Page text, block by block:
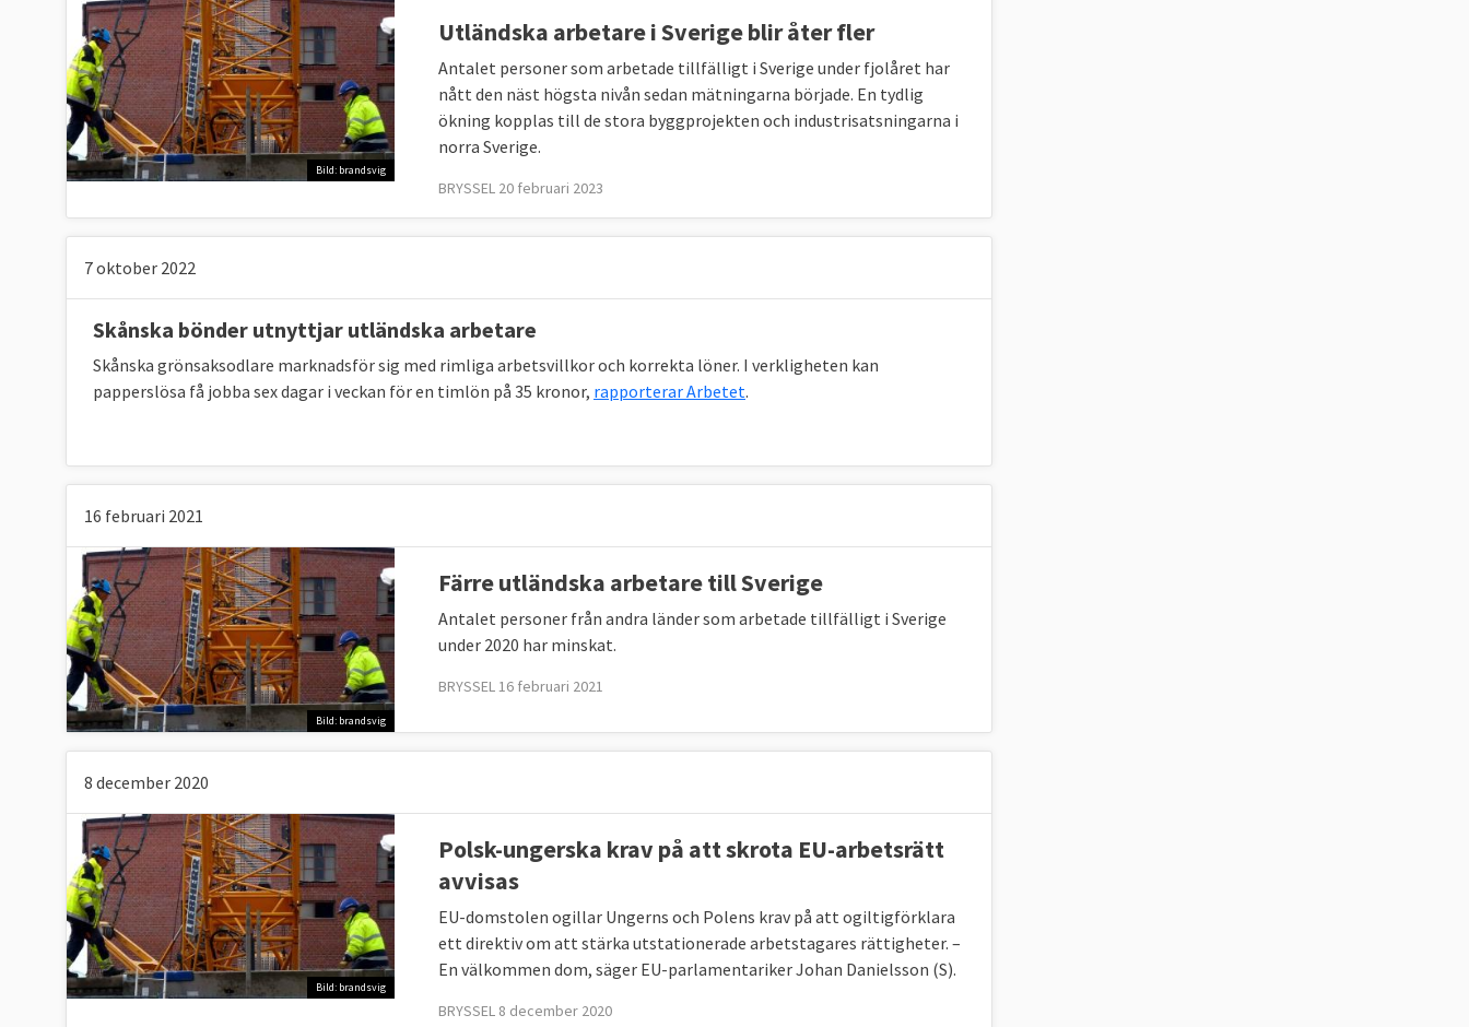
Bild: brandsvig
Utländska arbetare i Sverige blir åter fler
Antalet personer som arbetade tillfälligt i Sverige under fjolåret har
nått den näst högsta nivån sedan mätningarna började. En tydlig
ökning kopplas till de stora byggprojekten och industrisatsningarna i
norra Sverige.
BRYSSEL 20 februari 2023
7 oktober 2022
Skånska bönder utnyttjar utländska arbetare
Skånska grönsaksodlare ­marknadsför sig med rimliga arbetsvillkor och korrekta löner. I verkligheten kan
pappers­lösa få jobba sex ­dagar i veckan för en timlön på 35 kronor, rapporterar Arbetet.
16 februari 2021
Bild: brandsvig
Färre utländska arbetare till Sverige
Antalet personer från andra länder som arbetade tillfälligt i Sverige
under 2020 har minskat.
BRYSSEL 16 februari 2021
8 december 2020
Bild: brandsvig
Polsk-ungerska krav på att skrota EU-arbetsrätt
avvisas
EU-domstolen ogillar Ungerns och Polens krav på att ogiltigförklara
ett direktiv om att stärka utstationerade arbetstagares rättigheter. –
En välkommen dom, säger EU-parlamentariker Johan Danielsson (S).
BRYSSEL 8 december 2020